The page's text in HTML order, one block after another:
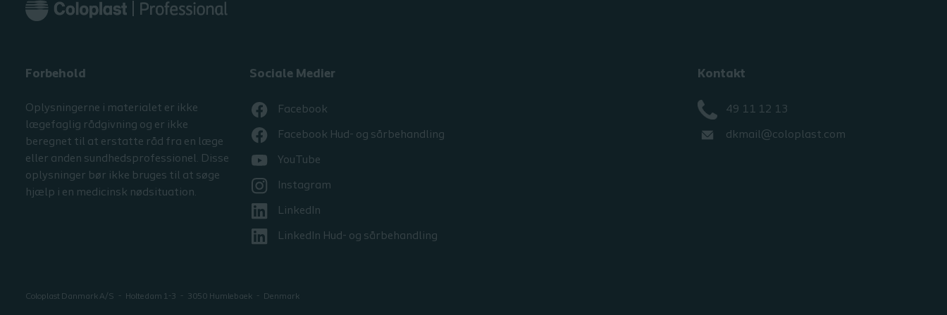
Forbehold
Oplysningerne i materialet er ikke
lægefaglig rådgivning og er ikke
beregnet til at erstatte råd fra en læge
eller anden sundhedsprofessionel. Disse
oplysninger bør ikke bruges til at søge
hjælp i en medicinsk nødsituation.
Sociale Medier
Facebook
Facebook Hud- og sårbehandling
YouTube
Instagram
LinkedIn
LinkedIn Hud- og sårbehandling
Kontakt
49 11 12 13
dkmail@coloplast.com
Coloplast Danmark A/S Holtedam 1-3 3050 Humlebaek Denmark